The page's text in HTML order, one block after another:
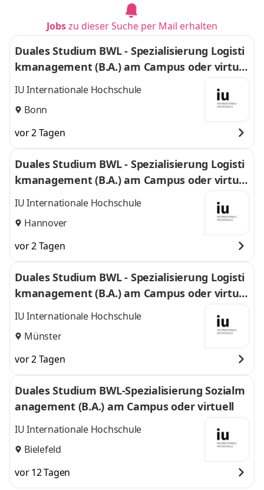
Jobszu dieser Suche per Mail erhalten
Duales Studium BWL - Spezialisierung Logisti
kmanagement (B.A.) am Campus oder virtuel
l
IU Internationale Hochschule
Bonn
vor 2 Tagen
Duales Studium BWL - Spezialisierung Logisti
kmanagement (B.A.) am Campus oder virtuel
l
IU Internationale Hochschule
Hannover
vor 2 Tagen
Duales Studium BWL - Spezialisierung Logisti
kmanagement (B.A.) am Campus oder virtuel
l
IU Internationale Hochschule
Münster
vor 2 Tagen
Duales Studium BWL-Spezialisierung Sozialm
anagement (B.A.) am Campus oder virtuell
IU Internationale Hochschule
Bielefeld
vor 12 Tagen